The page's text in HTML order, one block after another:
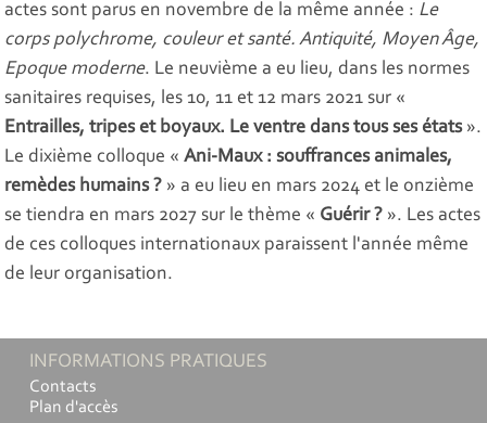
actes sont parus en novembre de la même année : Le
corps polychrome, couleur et santé. Antiquité, Moyen Âge,
Epoque moderne. Le neuvième a eu lieu, dans les normes
sanitaires requises, les 10, 11 et 12 mars 2021 sur «
Entrailles, tripes et boyaux. Le ventre dans tous ses états ».
Le dixième colloque «Ani-Maux : souffrances animales,
remèdes humains ? » a eu lieu en mars 2024 et le onzième
se tiendra en mars 2027 sur le thème « Guérir ? ». Les actes
de ces colloques internationaux paraissent l'année même
de leur organisation.
INFORMATIONS PRATIQUES
Contacts
Plan d'accès